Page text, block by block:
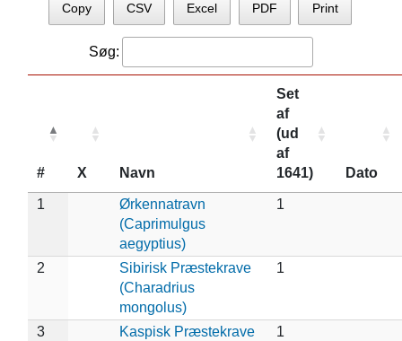
Copy CSV Excel PDF Print
Søg:
# X Navn
Set
af
(ud
af
1641)
Dato
1
Ørkennatravn
(Caprimulgus
aegyptius)
1
2
Sibirisk Præstekrave
(Charadrius
mongolus)
1
3
Kaspisk Præstekrave
1